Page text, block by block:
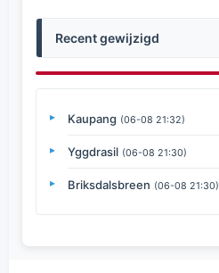
Recent gewijzigd
Kaupang (06-08 21:32)
Yggdrasil (06-08 21:30)
Briksdalsbreen (06-08 21:30)